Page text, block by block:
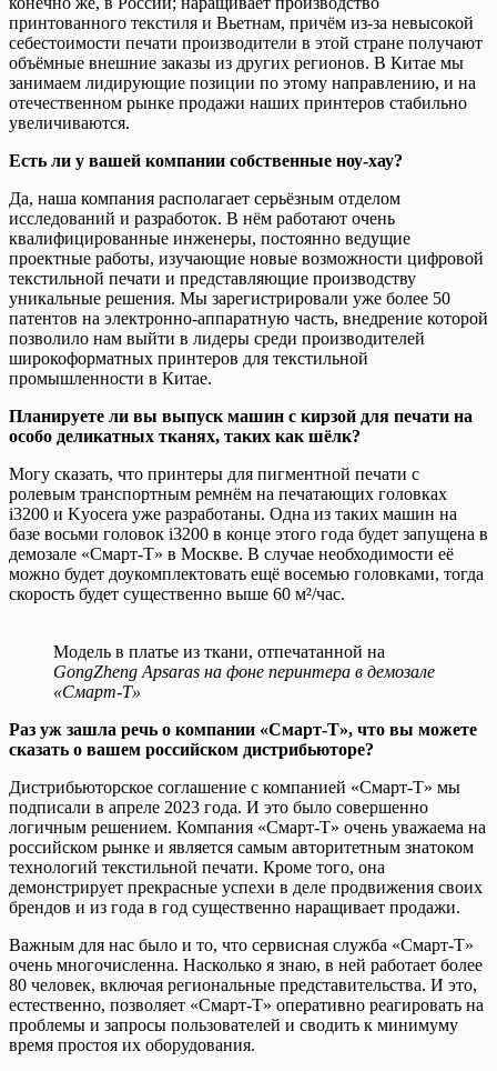
принтованного текстиля и Вьетнам, причём из-за невысокой
себестоимости печати производители в этой стране получают
объёмные внешние заказы из других регионов. В Китае мы
занимаем лидирующие позиции по этому направлению, и на
отечественном рынке продажи наших принтеров стабильно
увеличиваются.
Есть ли у вашей компании собственные ноу-хау?
Да, наша компания располагает серьёзным отделом
исследований и разработок. В нём работают очень
квалифицированные инженеры, постоянно ведущие
проектные работы, изучающие новые возможности цифровой
текстильной печати и представляющие производству
уникальные решения. Мы зарегистрировали уже более 50
патентов на электронно-аппаратную часть, внедрение которой
позволило нам выйти в лидеры среди производителей
широкоформатных принтеров для текстильной
промышленности в Китае.
Планируете ли вы выпуск машин с кирзой для печати на
особо деликатных тканях, таких как шёлк?
Могу сказать, что принтеры для пигментной печати с
ролевым транспортным ремнём на печатающих головках
i3200 и Kyocera уже разработаны. Одна из таких машин на
базе восьми головок i3200 в конце этого года будет запущена в
демозале «Смарт-Т» в Москве. В случае необходимости её
можно будет доукомплектовать ещё восемью головками, тогда
скорость будет существенно выше 60 м²/час.
Модель в платье из ткани, отпечатанной на
GongZheng Apsaras на фоне перинтера в демозале
«Смарт-Т»
Раз уж зашла речь о компании «Смарт-Т», что вы можете
сказать о вашем российском дистрибьюторе?
Дистрибьюторское соглашение с компанией «Смарт-Т» мы
подписали в апреле 2023 года. И это было совершенно
логичным решением. Компания «Смарт-Т» очень уважаема на
российском рынке и является самым авторитетным знатоком
технологий текстильной печати. Кроме того, она
демонстрирует прекрасные успехи в деле продвижения своих
брендов и из года в год существенно наращивает продажи.
Важным для нас было и то, что сервисная служба «Смарт-Т»
очень многочисленна. Насколько я знаю, в ней работает более
80 человек, включая региональные представительства. И это,
естественно, позволяет «Смарт-Т» оперативно реагировать на
проблемы и запросы пользователей и сводить к минимуму
время простоя их оборудования.